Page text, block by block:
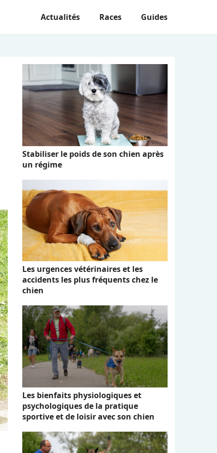
Actualités Races Guides
Stabiliser le poids de son chien après
un régime
Les urgences vétérinaires et les
accidents les plus fréquents chez le
chien
Les bienfaits physiologiques et
psychologiques de la pratique
sportive et de loisir avec son chien